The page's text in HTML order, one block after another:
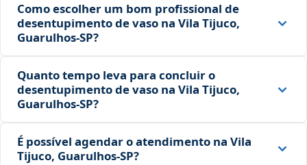
Como escolher um bom profissional de
desentupimento de vaso na Vila Tijuco,
Guarulhos‑SP?
Quanto tempo leva para concluir o
desentupimento de vaso na Vila Tijuco,
Guarulhos‑SP?
É possível agendar o atendimento na Vila
Tijuco, Guarulhos‑SP?